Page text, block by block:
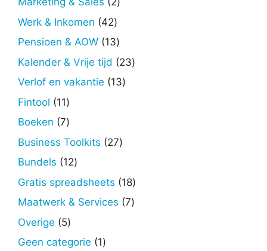
Werk & Inkomen 4242
producten
Pensioen & AOW 1313
producten
Kalender & Vrije tijd 2323
Verlof en vakantie 1313
Fintool 1111
producten
Boeken 77
producten
Business Toolkits 2727
Bundels 1212
producten
Gratis spreadsheets 1818
producten
Maatwerk & Services 77
Overige 55
producten
Geen categorie 11